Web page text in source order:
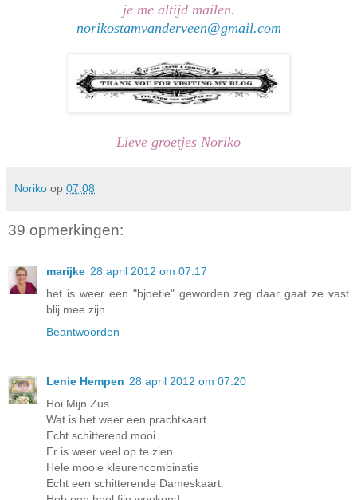
je me altijd mailen.
norikostamvanderveen@gmail.com
Lieve groetjes Noriko
Noriko op 07:08
39 opmerkingen:
marijke 28 april 2012 om 07:17
het is weer een "bjoetie" geworden zeg daar gaat ze vast
blij mee zijn
Beantwoorden
Lenie Hempen 28 april 2012 om 07:20
Hoi Mijn Zus
Wat is het weer een prachtkaart.
Echt schitterend mooi.
Er is weer veel op te zien.
Hele mooie kleurencombinatie
Echt een schitterende Dameskaart.